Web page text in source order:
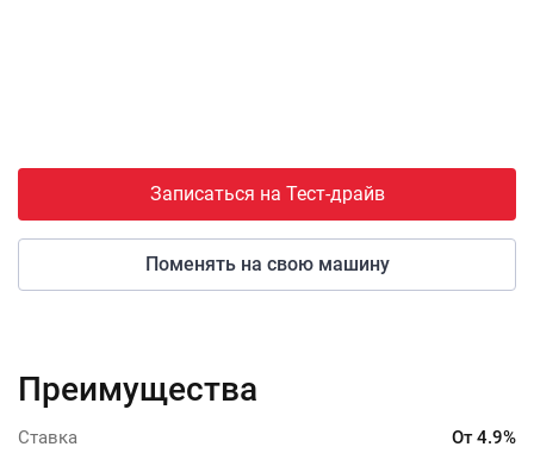
Записаться на Тест-драйв
Поменять на свою машину
Преимущества
Ставка От 4.9%